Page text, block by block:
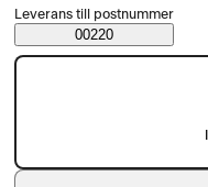
Saatavuustiedot
Välj beställningssätt
Leverans till postnummer
00220